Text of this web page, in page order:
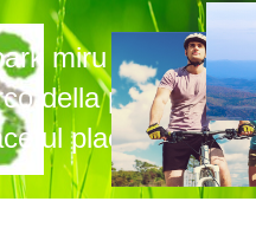
miru
della pace
place